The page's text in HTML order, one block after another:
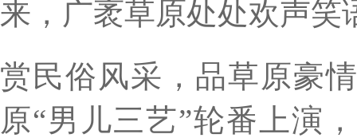
来，广袤草原处处欢声笑
赏民俗风采，品草原豪
原“男儿三艺”轮番上演